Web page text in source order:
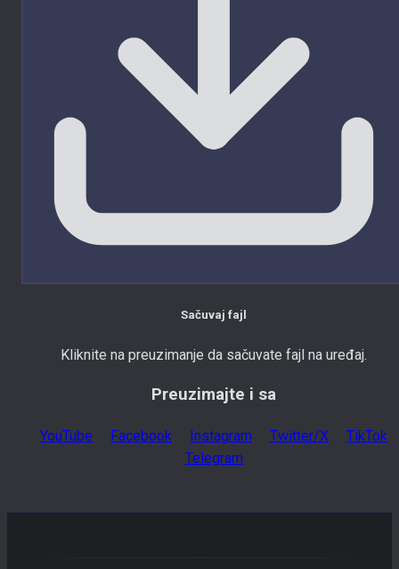
Sačuvaj fajl
Kliknite na preuzimanje da sačuvate fajl na uređaj.
Preuzimajte i sa
YouTube Facebook Instagram Twitter/X
TikTok
Telegram